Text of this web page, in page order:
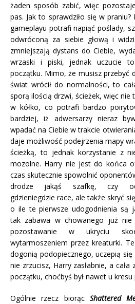
żaden sposób zabić, więc
pas. Jak to sprawdziło się w
gameplayu potrafi napiąć poślady,
odwróconą za siebie głową i
zmniejszają dystans do Ciebie,
wrzaski i piski, jednak uczucie
początku. Mimo, że musisz przebyć
świat wrócił do normalności, to
sporą ilością drzwi, ścieżek, więc
w kółko, co potrafi bardzo
bardziej, iż adwersarzy nieraz
wpadać na Ciebie w trakcie
daje możliwość podejrzenia mapy
ścieżką, to jednak korzystanie z
mozolne. Harry nie jest do końca
czas skutecznie spowolnić
drodze jakąś szafkę, czy
gdzieniegdzie race, ale także skryć
o ile te pierwsze udogodnienia są
tak zabawa w chowanego już nie
pozostawanie w ukryciu
wytarmoszeniem przez kreaturki.
dogonią podopiecznego, uczepią
nie zrzucisz, Harry zasłabnie, a
początku, choćbyś był nawet u kresu
Ogólnie rzecz biorąc Shattered